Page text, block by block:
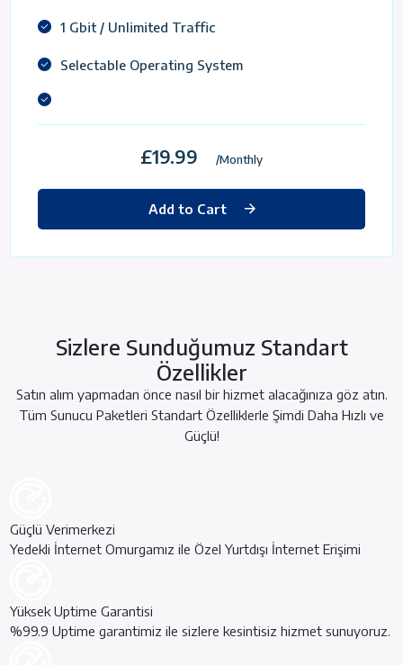
1 Gbit / Unlimited Traffic
Selectable Operating System
£19.99 /Monthly
Add to Cart
Sizlere Sunduğumuz Standart
Özellikler
Satın alım yapmadan önce nasıl bir hizmet alacağınıza göz atın.
Tüm Sunucu Paketleri Standart Özelliklerle Şimdi Daha Hızlı ve
Güçlü!
Güçlü Verimerkezi
Yedekli İnternet Omurgamız ile Özel Yurtdışı İnternet Erişimi
Yüksek Uptime Garantisi
%99.9 Uptime garantimiz ile sizlere kesintisiz hizmet sunuyoruz.